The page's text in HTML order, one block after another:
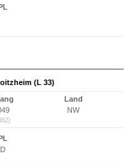
(L 33)
Land
NW